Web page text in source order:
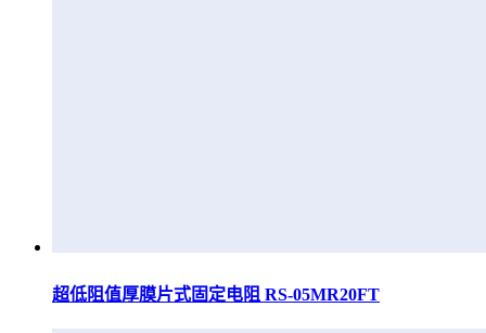
超低阻值厚膜片式固定电阻 RS-05MR20FT